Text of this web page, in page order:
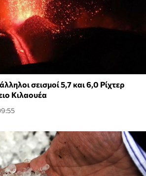
σεισμοί 5,7 και 6,0 Ρίχτερ
Κιλαουέα